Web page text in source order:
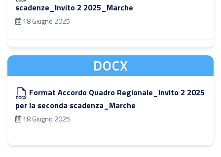
scadenze_Invito 2 2025_Marche
18 Giugno 2025
DOCX
per la seconda scadenza_Marche
18 Giugno 2025